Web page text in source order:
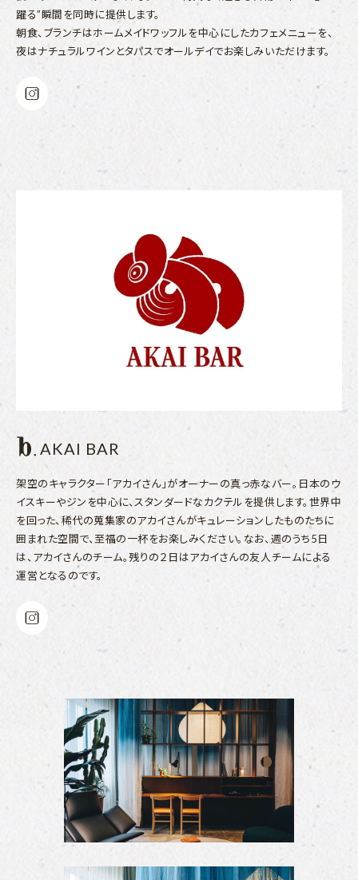
躍る”瞬間を同時に提供します。
朝食、ブランチはホームメイドワッフルを中心にしたカフェメニューを、
夜はナチュラルワインとタパスでオールデイでお楽しみいただけます。
AKAI BAR
架空のキャラクター「アカイさん」がオーナーの真っ赤なバー。日本のウ
イスキーやジンを中心に、スタンダードなカクテルを提供します。世界中
を回った、稀代の蒐集家のアカイさんがキュレーションしたものたちに
囲まれた空間で、至福の一杯をお楽しみください。なお、週のうち5日
は、アカイさんのチーム。残りの２日はアカイさんの友人チームによる
運営となるのです。